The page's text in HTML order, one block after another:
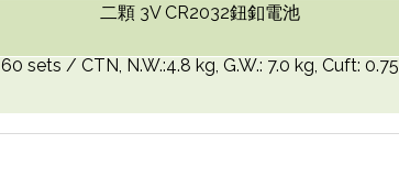
二顆 3V CR2032鈕釦電池
60 sets / CTN, N.W.:4.8 kg, G.W.: 7.0 kg, Cuft: 0.75